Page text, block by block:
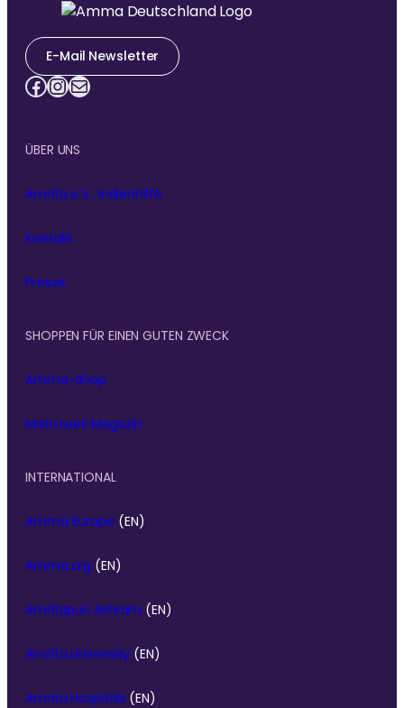
E-Mail Newsletter
Facebook InstagramE-Mail
ÜBER UNS
Amrita e.V., Indienhilfe
Kontakt
Presse
SHOPPEN FÜR EINEN GUTEN ZWECK
Amma-Shop
Matruvani Magazin
INTERNATIONAL
Amma Europe (EN)
Amma.org (EN)
Amritapuri Ashram (EN)
Amrita University (EN)
Amrita Hospitals (EN)